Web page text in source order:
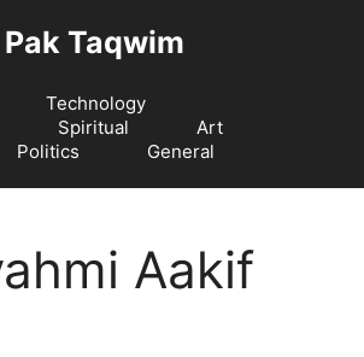
Pak Taqwim
Technology
Spiritual
Art
Politics General
Aakif